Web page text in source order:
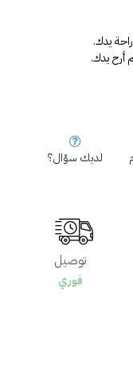
لديك سؤال؟
يدك.
أرح يدك.
توصيل
فوري